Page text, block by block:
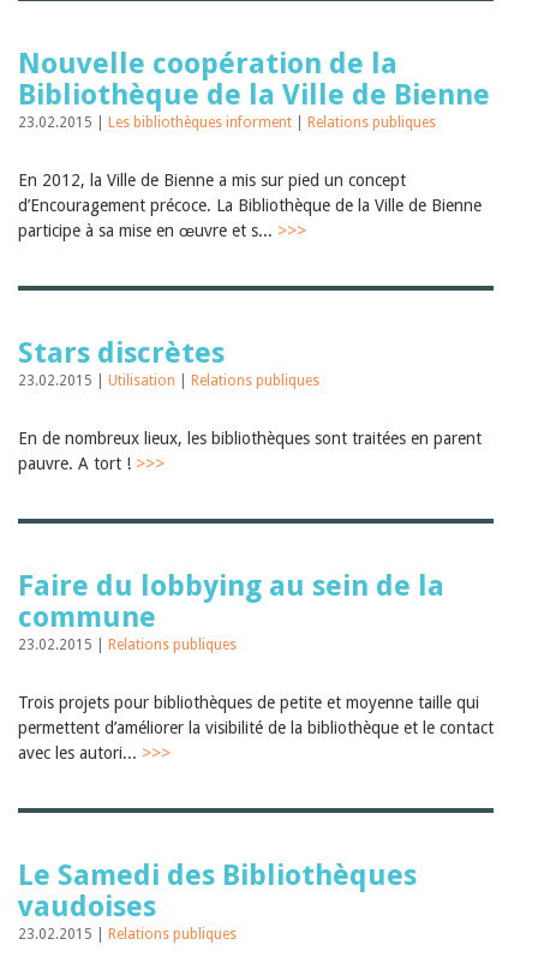
Nouvelle coopération de la
Bibliothèque de la Ville de Bienne
23.02.2015 | Les bibliothèques informent Relations publiques
En 2012, la Ville de Bienne a mis sur pied un concept
d’Encouragement précoce. La Bibliothèque de la Ville de Bienne
participe à sa mise en œuvre et s... >>>
Stars discrètes
23.02.2015 | Utilisation Relations publiques
En de nombreux lieux, les bibliothèques sont traitées en parent
pauvre. A tort ! >>>
Faire du lobbying au sein de la
commune
23.02.2015 | Relations publiques
Trois projets pour bibliothèques de petite et moyenne taille qui
permettent d’améliorer la visibilité de la bibliothèque et le contact
avec les autori... >>>
Le Samedi des Bibliothèques
vaudoises
23.02.2015 | Relations publiques